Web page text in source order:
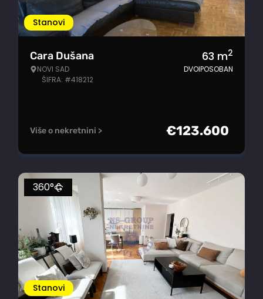
Stanovi
Cara Dušana
NOVI SAD
ŠIFRA: #418212
63 m2
DVOIPOSOBAN
Više o nekretnini > €123.600
Stanovi
360°